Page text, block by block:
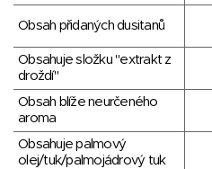
Obsah přidaných dusitanů
Obsahuje složku "extrakt z
droždí"
Obsah blíže neurčeného
aroma
Obsahuje palmový
olej/tuk/palmojádrový tuk